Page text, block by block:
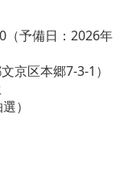
（予備日：2026年
京区本郷7-3-1）
）